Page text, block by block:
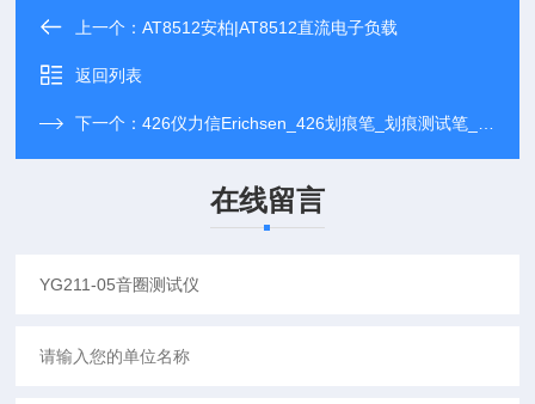
上一个：AT8512安柏|AT8512直流电子负载
返回列表
下一个：426仪力信Erichsen_426划痕笔_划痕测试笔_硬度试验棒
在线留言